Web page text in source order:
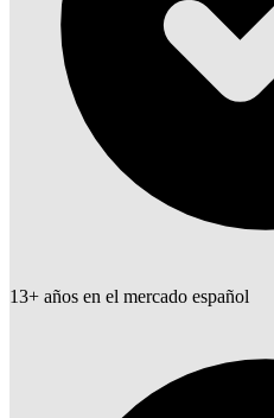
13+ años en el mercado español